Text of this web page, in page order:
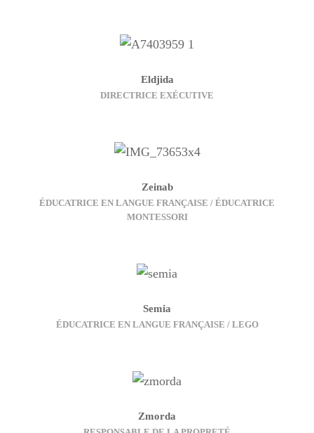
Eldjida
DIRECTRICE EXÉCUTIVE
Zeinab
ÉDUCATRICE EN LANGUE FRANÇAISE / ÉDUCATRICE
MONTESSORI
Semia
ÉDUCATRICE EN LANGUE FRANÇAISE / LEGO
Zmorda